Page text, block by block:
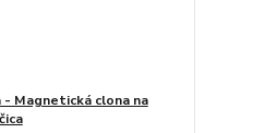
- Magnetická clona na